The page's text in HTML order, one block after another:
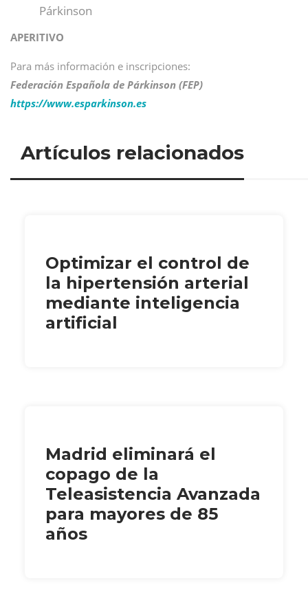
Párkinson
APERITIVO
Para más información e inscripciones:
Federación Española de Párkinson (FEP)
https://www.esparkinson.es
Artículos relacionados
Optimizar el control de
la hipertensión arterial
mediante inteligencia
artificial
Madrid eliminará el
copago de la
Teleasistencia Avanzada
para mayores de 85
años